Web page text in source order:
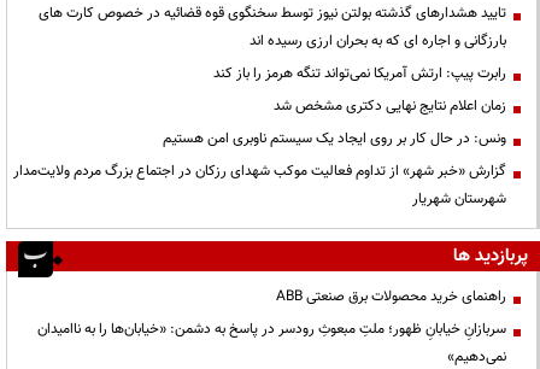
تایید هشدارهای گذشته بولتن نیوز توسط سخنگوی قوه قضائیه در خصوص کارت های
بارزگانی و اجاره ای که به بحران ارزی رسیده اند
رابرت پیپ: ارتش آمریکا نمی‌تواند تنگه هرمز را باز کند
زمان اعلام نتایج نهایی دکتری مشخص شد
ونس: در حال کار بر روی ایجاد یک سیستم ناوبری امن هستیم
گزارش «خبر شهر» از تداوم فعالیت موکب شهدای رزکان در اجتماع بزرگ مردم ولایت‌مدار
شهرستان شهریار
پربازدید ها
راهنمای خرید محصولات برق صنعتی ABB
سربازانِ خیابانِ ظهور؛ ملتِ مبعوثِ رودسر در پاسخ به دشمن: «خیابان‌ها را به ناامیدان
نمی‌دهیم»